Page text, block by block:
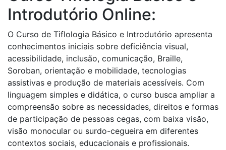
Introdutório Online:
O Curso de Tiflologia Básico e Introdutório apresenta
conhecimentos iniciais sobre deficiência visual,
acessibilidade, inclusão, comunicação, Braille,
Soroban, orientação e mobilidade, tecnologias
assistivas e produção de materiais acessíveis. Com
linguagem simples e didática, o curso busca ampliar a
compreensão sobre as necessidades, direitos e formas
de participação de pessoas cegas, com baixa visão,
visão monocular ou surdo-cegueira em diferentes
contextos sociais, educacionais e profissionais.